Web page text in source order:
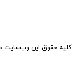
کلیه حقوق این وب‌سایت محفوظ